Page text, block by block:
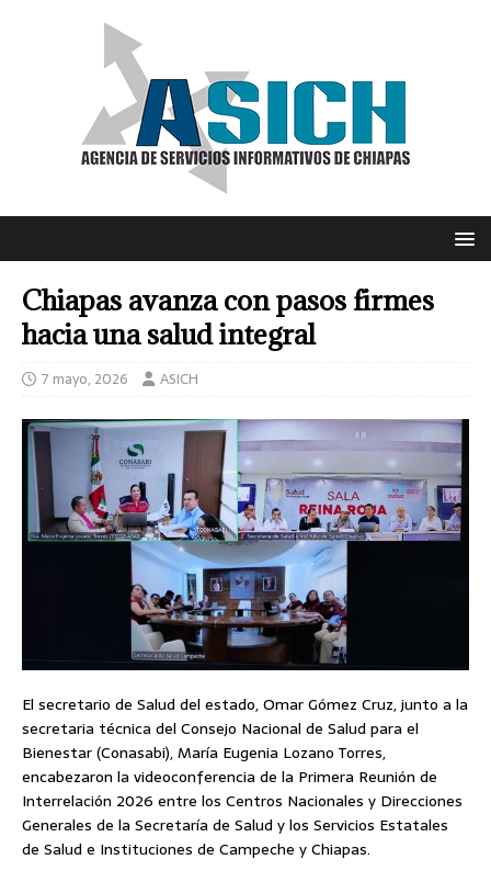
Chiapas avanza con pasos firmes
hacia una salud integral
7 mayo, 2026 ASICH
El secretario de Salud del estado, Omar Gómez Cruz, junto a la
secretaria técnica del Consejo Nacional de Salud para el
Bienestar (Conasabi), María Eugenia Lozano Torres,
encabezaron la videoconferencia de la Primera Reunión de
Interrelación 2026 entre los Centros Nacionales y Direcciones
Generales de la Secretaría de Salud y los Servicios Estatales
de Salud e Instituciones de Campeche y Chiapas.